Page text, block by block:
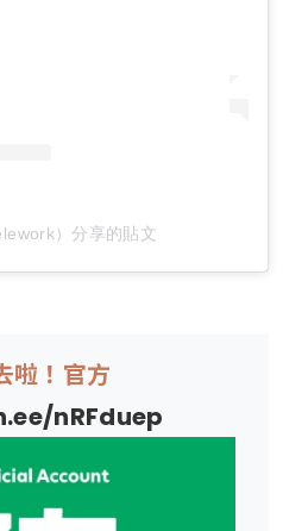
）分享的貼文
！官方
nRFduep